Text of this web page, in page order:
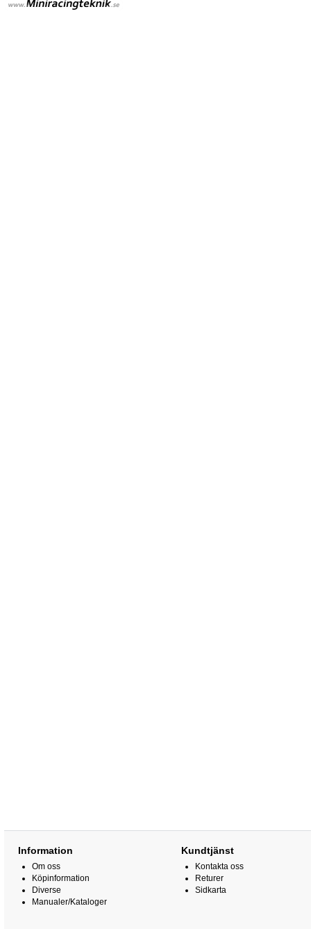
Information
Om oss
Köpinformation
Diverse
Manualer/Kataloger
Kundtjänst
Kontakta oss
Returer
Sidkarta